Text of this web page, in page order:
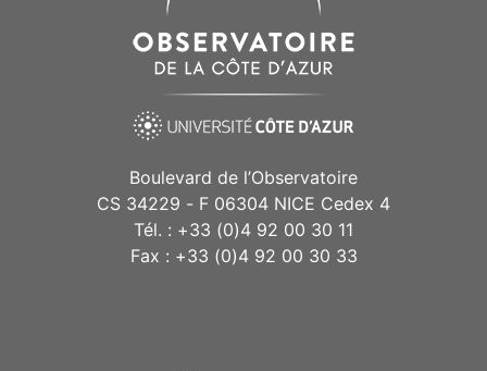
Boulevard de l’Observatoire
CS 34229 - F 06304 NICE Cedex 4
Tél. : +33 (0)4 92 00 30 11
Fax : +33 (0)4 92 00 30 33